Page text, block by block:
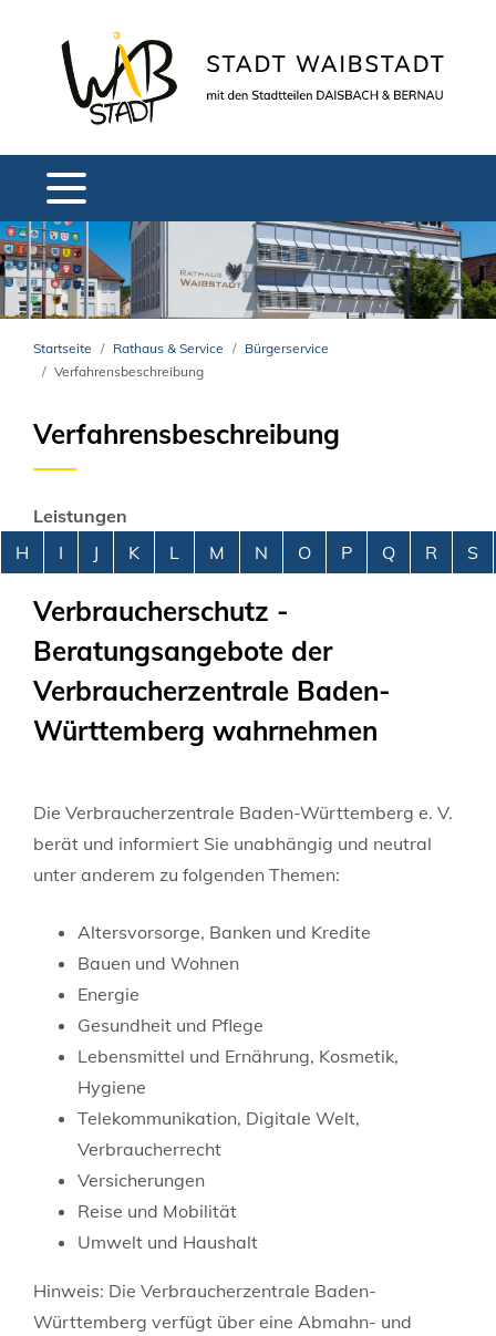
Startseite Rathaus & Service
Bürgerservice
Verfahrensbeschreibung
Verfahrensbeschreibung
Leistungen
Alphabetisches Register überspringen
H I J K L M N O P Q R S
Verbraucherschutz -
Beratungsangebote der
Verbraucherzentrale Baden-
Württemberg wahrnehmen
Die Verbraucherzentrale Baden-Württemberg e. V.
berät und informiert Sie unabhängig und neutral
unter anderem zu folgenden Themen:
Altersvorsorge, Banken und Kredite
Bauen und Wohnen
Energie
Gesundheit und Pflege
Lebensmittel und Ernährung, Kosmetik,
Hygiene
Telekommunikation, Digitale Welt,
Verbraucherrecht
Versicherungen
Reise und Mobilität
Umwelt und Haushalt
Hinweis: Die Verbraucherzentrale Baden-
Württemberg verfügt über eine Abmahn- und